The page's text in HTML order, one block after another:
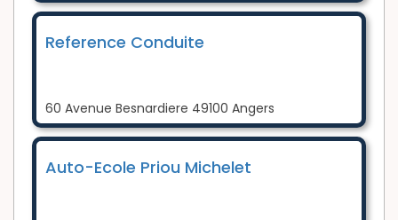
Reference Conduite
60 Avenue Besnardiere 49100 Angers
Auto-Ecole Priou Michelet